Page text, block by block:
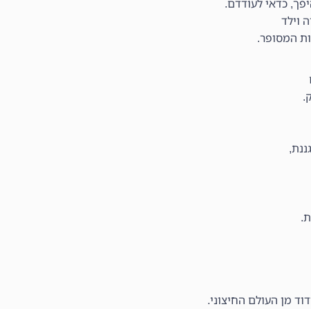
כדאי לעודדם.
וילד
המסופר.
מן העולם החיצוני.